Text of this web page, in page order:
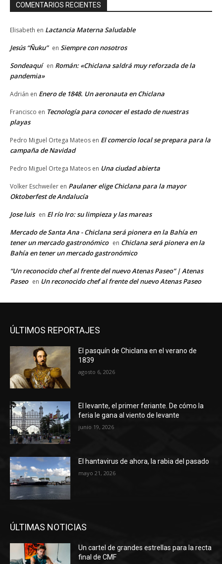
COMENTARIOS RECIENTES
Elisabeth en Lactancia Materna Saludable
Jesús “Ñuku” en Siempre con nosotros
Sondeaquí en Román: «Chiclana saldrá muy reforzada de la
pandemia»
Adrián en Enero de 1848. Un aeronauta en Chiclana
Francisco en Tecnología para conocer el estado de nuestras
playas
Pedro Miguel Ortega Mateos en El comercio local se prepara para la
campaña de Navidad
Pedro Miguel Ortega Mateos en Una ciudad abierta
Volker Eschweiler en Paulaner elige Chiclana para la mayor
Oktoberfest de Andalucía
Jose luis en El río Iro: su limpieza y las mareas
Mercado de Santa Ana - Chiclana será pionera en la Bahía en
tener un mercado gastronómico en Chiclana será pionera en la
Bahía en tener un mercado gastronómico
“Un reconocido chef al frente del nuevo Atenas Paseo” | Atenas
Paseo en Un reconocido chef al frente del nuevo Atenas Paseo
ÚLTIMOS REPORTAJES
El pasquín de Chiclana en el verano de
1839
agosto 6, 2026
El levante, el primer feriante. De cómo la
feria le gana al viento de levante
junio 19, 2026
El hantavirus de ahora, la rabia del pasado
mayo 21, 2026
ÚLTIMAS NOTICIAS
Un cartel de grandes estrellas para la recta
final de CMF